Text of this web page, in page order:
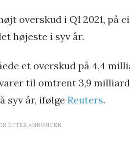
overskud i Q1 2021, på
højeste i syv år.
et overskud på 4,4
til omtrent 3,9
syv år, ifølge Reuters.
EFTER ANNONCEN